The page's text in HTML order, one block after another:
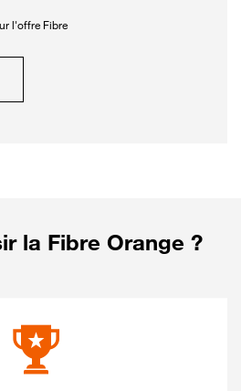
l'offre Fibre
la Fibre Orange ?